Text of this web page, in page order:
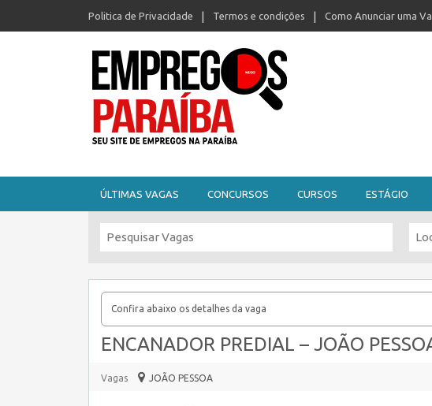
Politica de Privacidade Termos e condições Como Anunciar uma
ÚLTIMAS VAGAS CONCURSOS CURSOS ESTÁGIO
Confira abaixo os detalhes da vaga
ENCANADOR PREDIAL – JOÃO
Vagas JOÃO PESSOA